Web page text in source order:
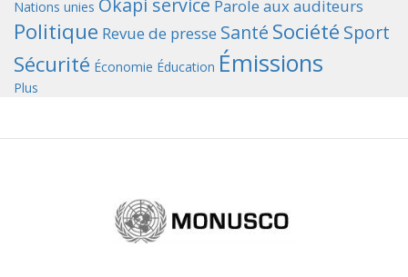
Nations unies Okapi service Parole aux auditeurs
Politique Revue de presse Santé Société Sport
Sécurité Économie Éducation Émissions
Plus